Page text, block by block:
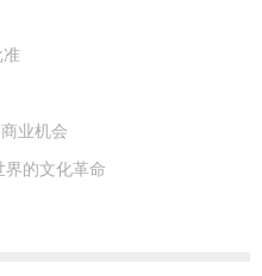
准
业机会
的文化革命